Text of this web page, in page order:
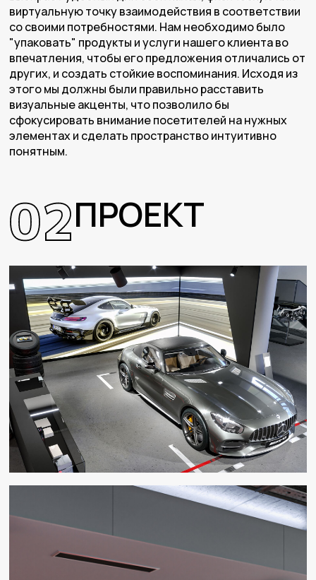
виртуальную точку взаимодействия в соответствии
со своими потребностями. Нам необходимо было
"упаковать" продукты и услуги нашего клиента во
впечатления, чтобы его предложения отличались от
других, и создать стойкие воспоминания. Исходя из
этого мы должны были правильно расставить
визуальные акценты, что позволило бы
сфокусировать внимание посетителей на нужных
элементах и сделать пространство интуитивно
понятным.
02ПРОЕКТ